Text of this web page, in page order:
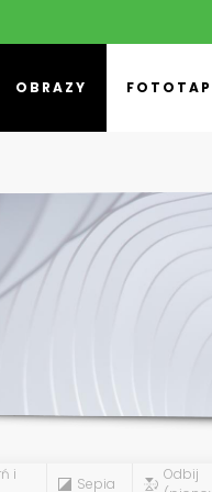
OBRAZY
i
Sepia
Odbij